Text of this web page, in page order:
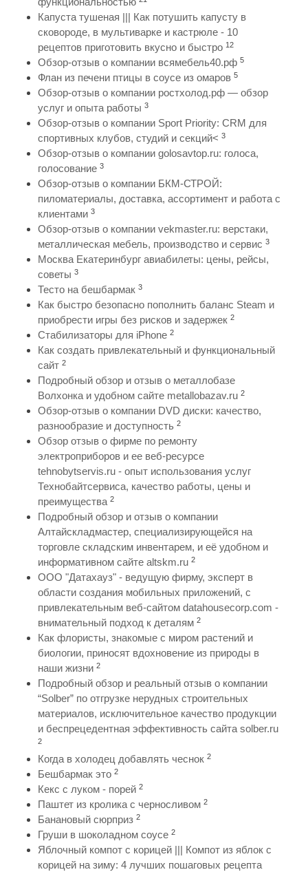
Капуста тушеная ||| Как потушить капусту в
сковороде, в мультиварке и кастрюле - 10
рецептов приготовить вкусно и быстро 12
Обзор-отзыв о компании всямебель40.рф 5
Флан из печени птицы в соусе из омаров 5
Обзор-отзыв о компании ростхолод.рф — обзор
услуг и опыта работы 3
Обзор-отзыв о компании Sport Priority: CRM для
спортивных клубов, студий и секций< 3
Обзор-отзыв о компании golosavtop.ru: голоса,
голосование 3
Обзор-отзыв о компании БКМ-СТРОЙ:
пиломатериалы, доставка, ассортимент и работа с
клиентами 3
Обзор-отзыв о компании vekmaster.ru: верстаки,
металлическая мебель, производство и сервис 3
Москва Екатеринбург авиабилеты: цены, рейсы,
советы 3
Тесто на бешбармак 3
Как быстро безопасно пополнить баланс Steam и
приобрести игры без рисков и задержек 2
Стабилизаторы для iPhone 2
Как создать привлекательный и функциональный
сайт 2
Подробный обзор и отзыв о металлобазе
Волхонка и удобном сайте metallobazav.ru 2
Обзор-отзыв о компании DVD диски: качество,
разнообразие и доступность 2
Обзор отзыв о фирме по ремонту
электроприборов и ее веб-ресурсе
tehnobytservis.ru - опыт использования услуг
Технобайтсервиса, качество работы, цены и
преимущества 2
Подробный обзор и отзыв о компании
Алтайскладмастер, специализирующейся на
торговле складским инвентарем, и её удобном и
информативном сайте altskm.ru 2
ООО "Датахауз" - ведущую фирму, эксперт в
области создания мобильных приложений, с
привлекательным веб-сайтом datahousecorp.com -
внимательный подход к деталям 2
Как флористы, знакомые с миром растений и
биологии, приносят вдохновение из природы в
наши жизни 2
Подробный обзор и реальный отзыв о компании
“Solber” по отгрузке нерудных строительных
материалов, исключительное качество продукции
и беспрецедентная эффективность сайта solber.ru
2
Когда в холодец добавлять чеснок 2
Бешбармак это 2
Кекс с луком - порей 2
Паштет из кролика с черносливом 2
Банановый сюрприз 2
Груши в шоколадном соусе 2
Яблочный компот с корицей ||| Компот из яблок с
корицей на зиму: 4 лучших пошаговых рецепта